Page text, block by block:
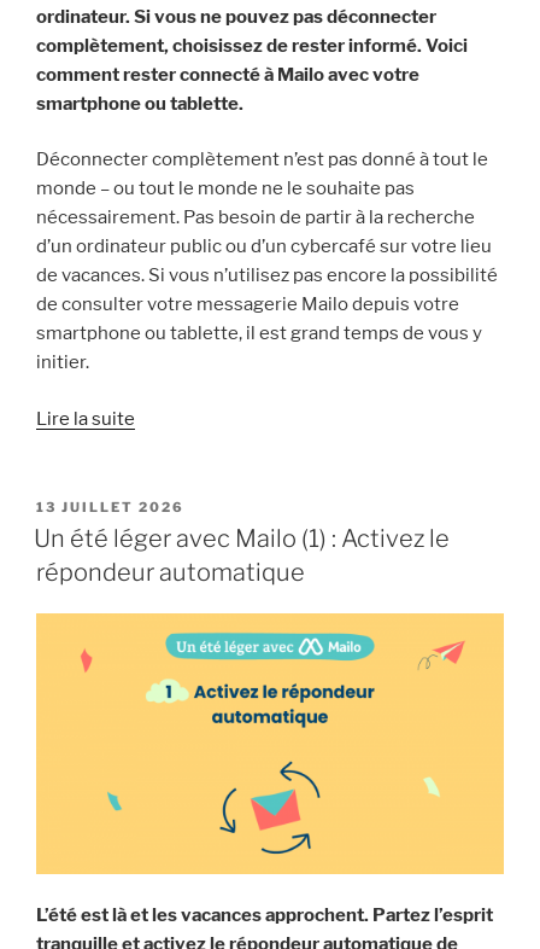
ordinateur. Si vous ne pouvez pas déconnecter
complètement, choisissez de rester informé. Voici
comment rester connecté à Mailo avec votre
smartphone ou tablette.
Déconnecter complètement n’est pas donné à tout le
monde – ou tout le monde ne le souhaite pas
nécessairement. Pas besoin de partir à la recherche
d’un ordinateur public ou d’un cybercafé sur votre lieu
de vacances. Si vous n’utilisez pas encore la possibilité
de consulter votre messagerie Mailo depuis votre
smartphone ou tablette, il est grand temps de vous y
initier.
Lire la suite
avec
Mailo
(2) :
Mailo
votre
mobile »
PUBLIÉ
LE
13 JUILLET 2026
Un été léger avec Mailo (1) : Activez le
répondeur automatique
L’été est là et les vacances approchent. Partez l’esprit
tranquille et activez le répondeur automatique de